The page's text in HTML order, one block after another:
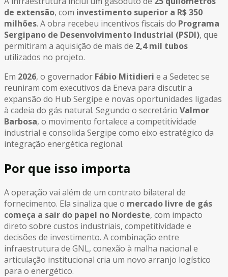
de extensão, com investimento superior a R$ 350
milhões. A obra recebeu incentivos fiscais do Programa
Sergipano de Desenvolvimento Industrial (PSDI), que
permitiram a aquisição de mais de 2,4 mil tubos
utilizados no projeto.
Em 2026, o governador Fábio Mitidieri e a Sedetec se
reuniram com executivos da Eneva para discutir a
expansão do Hub Sergipe e novas oportunidades ligadas
à cadeia do gás natural. Segundo o secretário Valmor
Barbosa, o movimento fortalece a competitividade
industrial e consolida Sergipe como eixo estratégico da
integração energética regional.
Por que isso importa
A operação vai além de um contrato bilateral de
fornecimento. Ela sinaliza que o mercado livre de gás
começa a sair do papel no Nordeste, com impacto
direto sobre custos industriais, competitividade e
decisões de investimento. A combinação entre
infraestrutura de GNL, conexão à malha nacional e
articulação institucional cria um novo arranjo logístico
para o energético.